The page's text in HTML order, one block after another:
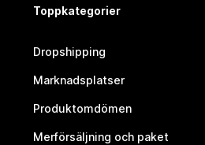
Toppkategorier
Dropshipping
Marknadsplatser
Produktomdömen
Merförsäljning och paket